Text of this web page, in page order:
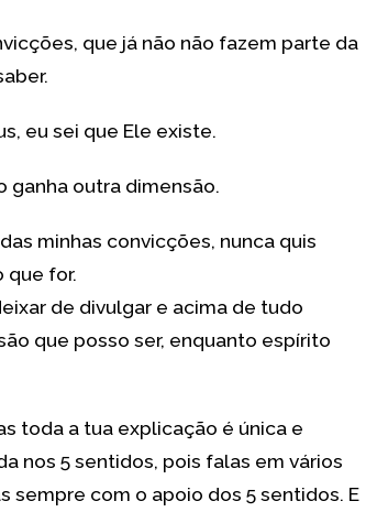
que já não não fazem parte da
eu sei que Ele existe.
ganha outra dimensão.
minhas convicções, nunca quis
que for.
de divulgar e acima de tudo
que posso ser, enquanto espírito
toda a tua explicação é única e
nos 5 sentidos, pois falas em vários
sempre com o apoio dos 5 sentidos. E